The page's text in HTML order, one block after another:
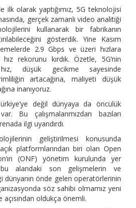
ilk olarak yaptığımız, 5G teknolojisi
gerçek zamanlı video analitiği
kullanarak bir fabrikanın
gösterdik. Yine Kasım
2.9 Gbps ve üzeri hızlara
rekorunu kırdık. Özetle, 5G’nin
düşük gecikme sayesinde
artacağına, maliyeti düşük
inanıyoruz.
değil dünyaya da öncülük
Bu çalışmalarımızdan bazıları
ilgi uyandırdı.
geliştirilmesi konusunda
platformlarından biri olan Open
(ONF) yönetim kurulunda yer
alandaki son gelişmelerin ve
dünyanın önde gelen operatörlerinin
söz sahibi olmamız yeni
oldukça önemli.